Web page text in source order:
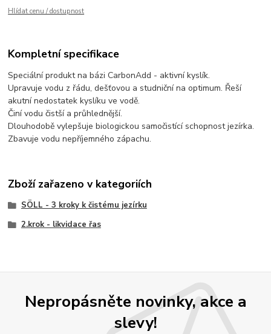
Hlídat cenu / dostupnost
Kompletní specifikace
Speciální produkt na bázi CarbonAdd - aktivní kyslík.
Upravuje vodu z řádu, dešťovou a studniční na optimum. Řeší
akutní nedostatek kyslíku ve vodě.
Činí vodu čistší a průhlednější.
Dlouhodobě vylepšuje biologickou samočistící schopnost jezírka.
Zbavuje vodu nepříjemného zápachu.
Zboží zařazeno v kategoriích
SÖLL - 3 kroky k čistému jezírku
2.krok - likvidace řas
Nepropásněte novinky, akce a
slevy!